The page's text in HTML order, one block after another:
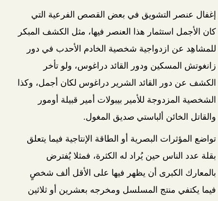
إغفال عنصر التشويق في بعض القصص الفرعية التي
كان الأجمل استثمار هذا العنصر فيها، مثل الكشف المبكر
للمشاهِد عن ازدواجية شخصية الخادم الأحدب في دور
زانغوتش المسكين ودور القائد دراغوس، ولو تأخر
الكشف عن دور القائد الشرير دراغوس لكان أجمل، وكذا
الشخصية المزدوجة للأمير بيبولات أمير قبيلة أومور
والقاتل الخائن ألباستي صديق المغول.
تواضع المؤثرات البصرية أو الطاقة الإنتاجية فيما يتعلق
بقلة عدد الناس حين يُراد له الكثرة، فمثلا يُفترض
بالمعارك الكبرى أن يظهر فيها على الأقل ألف شخصٍ
فيما يكتفي منتج المسلسل ومخرجه بعشرين أو ثلاثين